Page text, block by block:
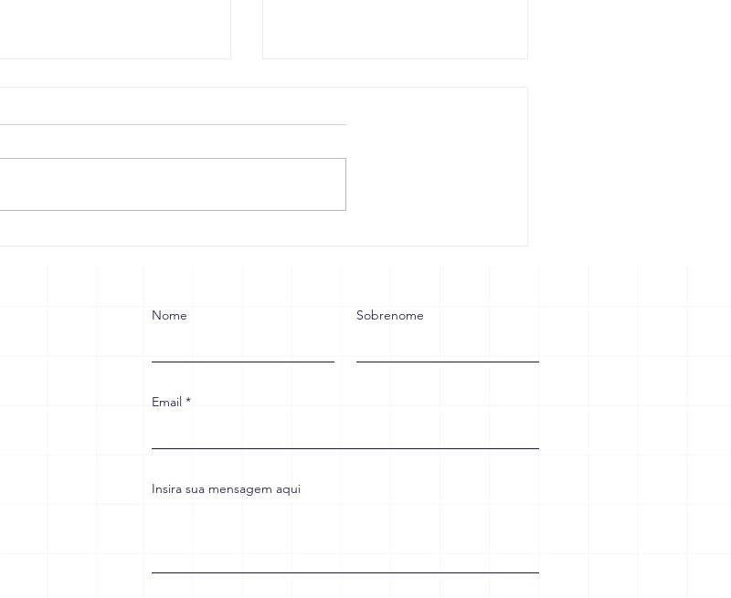
empresas
Nome Sobrenome
Email
Insira sua mensagem aqui